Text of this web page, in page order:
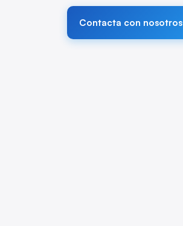
Contacta con nosotros